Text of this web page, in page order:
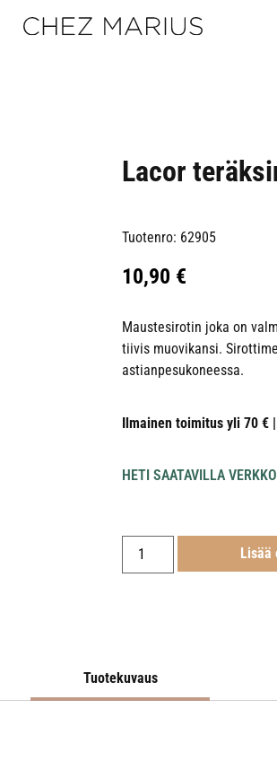
Lacor
Tuotenro: 62905
10,90 €
Maustesirotin joka on
tiivis muovikansi.
astianpesukoneessa.
Ilmainen toimitus yli 70 €
HETI SAATAVILLA
Lisää
Tuotekuvaus